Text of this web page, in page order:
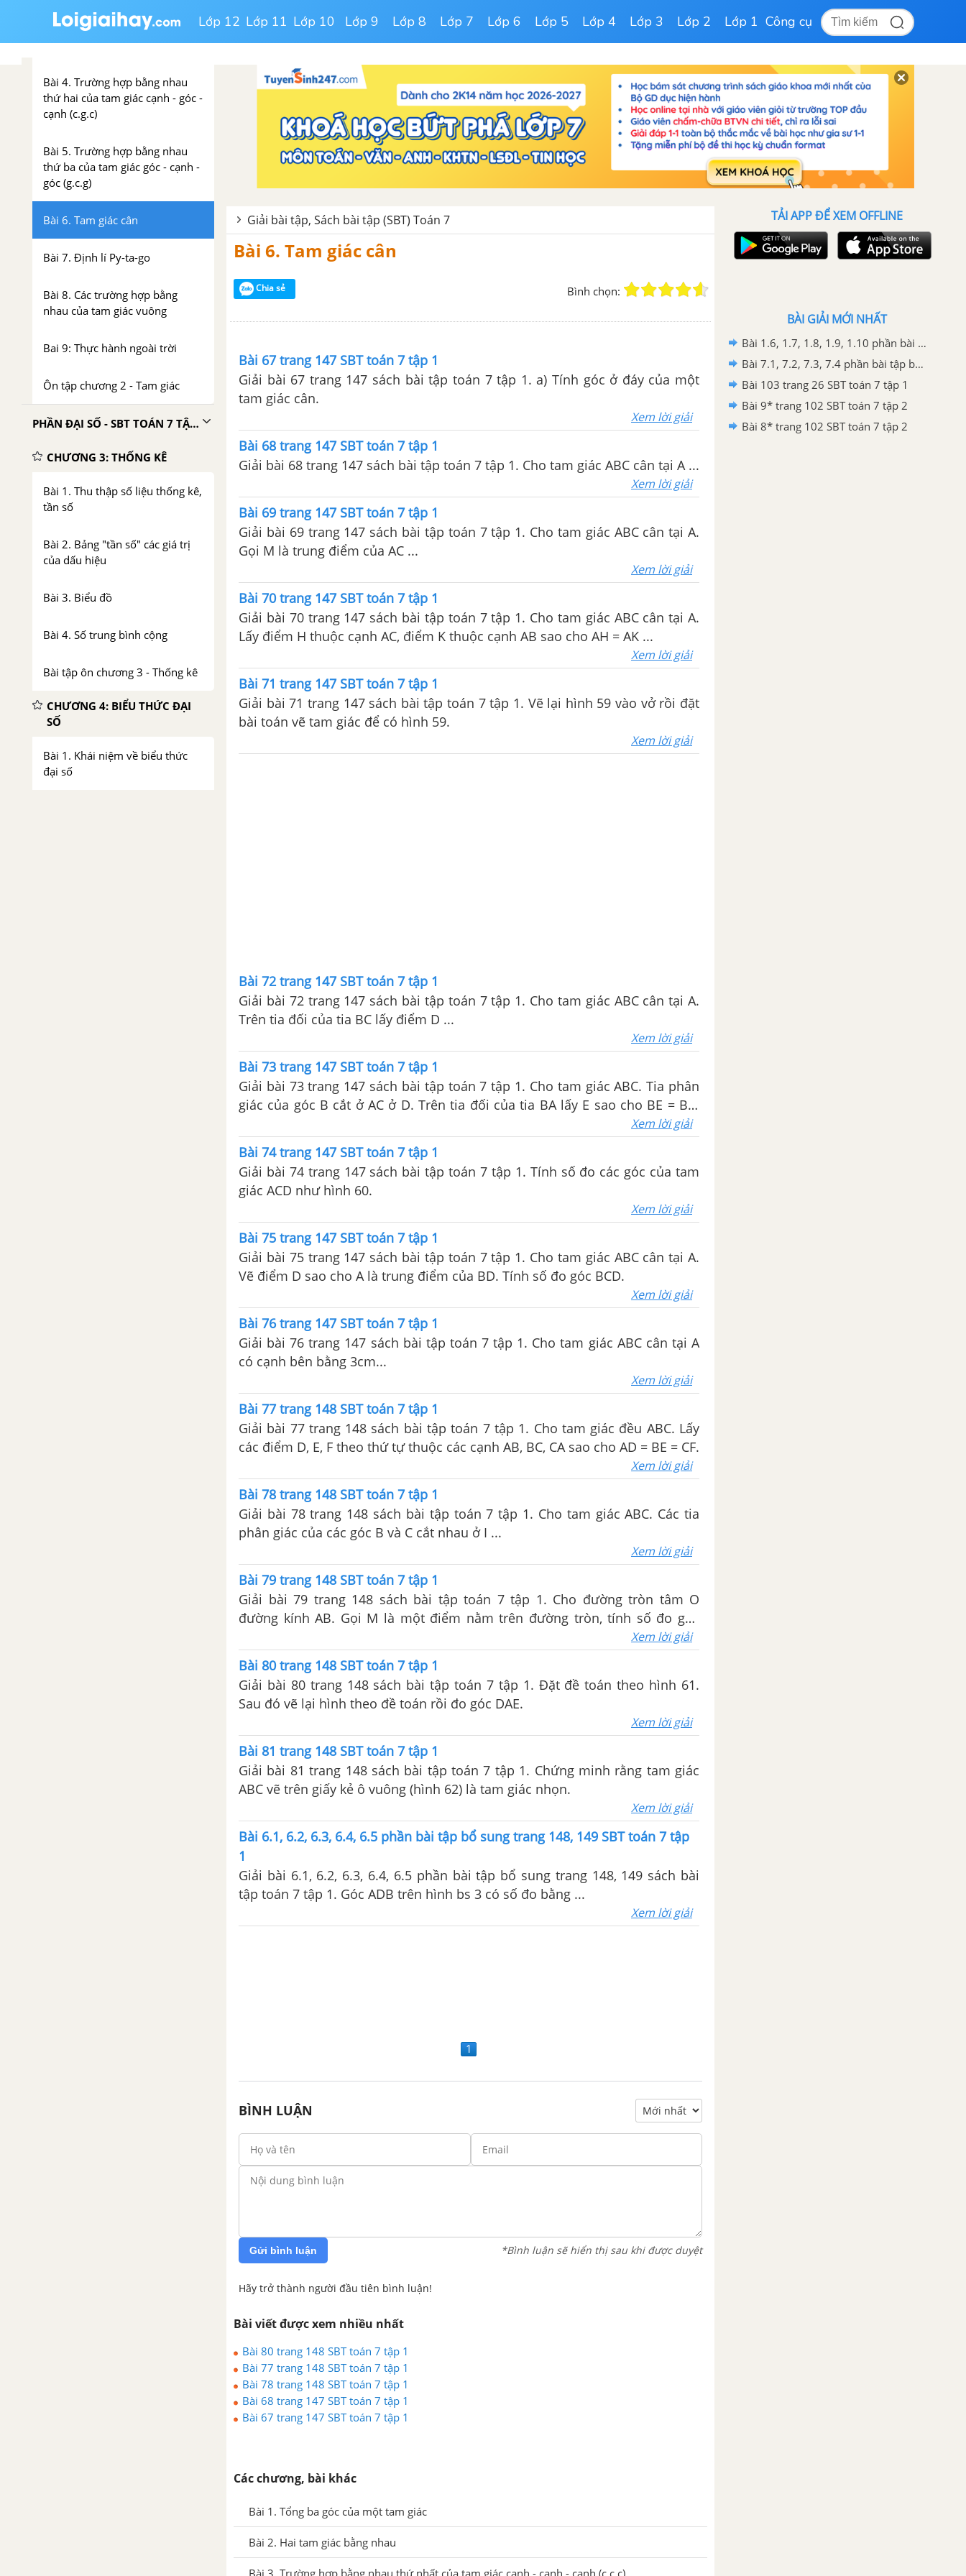
Lớp 12 Lớp 11 Lớp 10 Lớp 9 Lớp 8 Lớp 7 Lớp 6 Lớp 5 Lớp 4 Lớp 3 Lớp 2 Lớp 1 Công cụ
Bài 3. Trường hợp bằng nhau
thứ nhất của tam giác cạnh -
cạnh - cạnh (c.c.c)
Bài 4. Trường hợp bằng nhau
thứ hai của tam giác cạnh - góc -
cạnh (c.g.c)
Bài 5. Trường hợp bằng nhau
thứ ba của tam giác góc - cạnh -
góc (g.c.g)
Bài 6. Tam giác cân
Bài 7. Định lí Py-ta-go
Bài 8. Các trường hợp bằng
nhau của tam giác vuông
Bai 9: Thực hành ngoài trời
Ôn tập chương 2 - Tam giác
PHẦN ĐẠI SỐ - SBT TOÁN 7 TẬP 2
CHƯƠNG 3: THỐNG KÊ
Bài 1. Thu thập số liệu thống kê,
tần số
Bài 2. Bảng "tần số" các giá trị
của dấu hiệu
Bài 3. Biểu đồ
Bài 4. Số trung bình cộng
Bài tập ôn chương 3 - Thống kê
CHƯƠNG 4: BIỂU THỨC ĐẠI
SỐ
Bài 1. Khái niệm về biểu thức
đại số
Giải bài tập, Sách bài tập (SBT) Toán 7
Bài 6. Tam giác cân
Chia sẻ Bình chọn:
Bài 67 trang 147 SBT toán 7 tập 1
Giải bài 67 trang 147 sách bài tập toán 7 tập 1. a) Tính góc ở đáy của một
tam giác cân.
Xem lời giải
Bài 68 trang 147 SBT toán 7 tập 1
Giải bài 68 trang 147 sách bài tập toán 7 tập 1. Cho tam giác ABC cân tại A ...
Xem lời giải
Bài 69 trang 147 SBT toán 7 tập 1
Giải bài 69 trang 147 sách bài tập toán 7 tập 1. Cho tam giác ABC cân tại A.
Gọi M là trung điểm của AC ...
Xem lời giải
Bài 70 trang 147 SBT toán 7 tập 1
Giải bài 70 trang 147 sách bài tập toán 7 tập 1. Cho tam giác ABC cân tại A.
Lấy điểm H thuộc cạnh AC, điểm K thuộc cạnh AB sao cho AH = AK ...
Xem lời giải
Bài 71 trang 147 SBT toán 7 tập 1
Giải bài 71 trang 147 sách bài tập toán 7 tập 1. Vẽ lại hình 59 vào vở rồi đặt
bài toán vẽ tam giác để có hình 59.
Xem lời giải
Bài 72 trang 147 SBT toán 7 tập 1
Giải bài 72 trang 147 sách bài tập toán 7 tập 1. Cho tam giác ABC cân tại A.
Trên tia đối của tia BC lấy điểm D ...
Xem lời giải
Bài 73 trang 147 SBT toán 7 tập 1
Giải bài 73 trang 147 sách bài tập toán 7 tập 1. Cho tam giác ABC. Tia phân
giác của góc B cắt ở AC ở D. Trên tia đối của tia BA lấy E sao cho BE = BC.
Xem lời giải
Bài 74 trang 147 SBT toán 7 tập 1
Giải bài 74 trang 147 sách bài tập toán 7 tập 1. Tính số đo các góc của tam
giác ACD như hình 60.
Xem lời giải
Bài 75 trang 147 SBT toán 7 tập 1
Giải bài 75 trang 147 sách bài tập toán 7 tập 1. Cho tam giác ABC cân tại A.
Vẽ điểm D sao cho A là trung điểm của BD. Tính số đo góc BCD.
Xem lời giải
Bài 76 trang 147 SBT toán 7 tập 1
Giải bài 76 trang 147 sách bài tập toán 7 tập 1. Cho tam giác ABC cân tại A
có cạnh bên bằng 3cm...
Xem lời giải
Bài 77 trang 148 SBT toán 7 tập 1
Giải bài 77 trang 148 sách bài tập toán 7 tập 1. Cho tam giác đều ABC. Lấy
các điểm D, E, F theo thứ tự thuộc các cạnh AB, BC, CA sao cho AD = BE = CF.
Xem lời giải
Bài 78 trang 148 SBT toán 7 tập 1
Giải bài 78 trang 148 sách bài tập toán 7 tập 1. Cho tam giác ABC. Các tia
phân giác của các góc B và C cắt nhau ở I ...
Xem lời giải
Bài 79 trang 148 SBT toán 7 tập 1
Giải bài 79 trang 148 sách bài tập toán 7 tập 1. Cho đường tròn tâm O
đường kính AB. Gọi M là một điểm nằm trên đường tròn, tính số đo góc
Xem lời giải
Bài 80 trang 148 SBT toán 7 tập 1
Giải bài 80 trang 148 sách bài tập toán 7 tập 1. Đặt đề toán theo hình 61.
Sau đó vẽ lại hình theo đề toán rồi đo góc DAE.
Xem lời giải
Bài 81 trang 148 SBT toán 7 tập 1
Giải bài 81 trang 148 sách bài tập toán 7 tập 1. Chứng minh rằng tam giác
ABC vẽ trên giấy kẻ ô vuông (hình 62) là tam giác nhọn.
Xem lời giải
Bài 6.1, 6.2, 6.3, 6.4, 6.5 phần bài tập bổ sung trang 148, 149 SBT toán 7 tập
1
Giải bài 6.1, 6.2, 6.3, 6.4, 6.5 phần bài tập bổ sung trang 148, 149 sách bài
tập toán 7 tập 1. Góc ADB trên hình bs 3 có số đo bằng ...
Xem lời giải
1
BÌNH LUẬN
Gửi bình luận *Bình luận sẽ hiển thị sau khi được duyệt
Hãy trở thành người đầu tiên bình luận!
Bài viết được xem nhiều nhất
Bài 80 trang 148 SBT toán 7 tập 1
Bài 77 trang 148 SBT toán 7 tập 1
Bài 78 trang 148 SBT toán 7 tập 1
Bài 68 trang 147 SBT toán 7 tập 1
Bài 67 trang 147 SBT toán 7 tập 1
Các chương, bài khác
Bài 1. Tổng ba góc của một tam giác
Bài 2. Hai tam giác bằng nhau
Bài 3. Trường hợp bằng nhau thứ nhất của tam giác cạnh - cạnh - cạnh (c.c.c)
TẢI APP ĐỂ XEM OFFLINE
BÀI GIẢI MỚI NHẤT
Bài 1.6, 1.7, 1.8, 1.9, 1.10 phần bài tập bổ sung trang 116, 117 SBT toán 7 tập 1
Bài 7.1, 7.2, 7.3, 7.4 phần bài tập bổ sung trang 78 SBT toán 7 tập 1
Bài 103 trang 26 SBT toán 7 tập 1
Bài 9* trang 102 SBT toán 7 tập 2
Bài 8* trang 102 SBT toán 7 tập 2